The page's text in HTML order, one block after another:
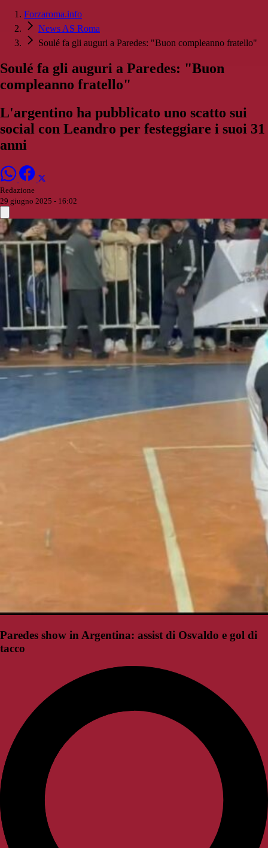
Forzaroma.info
News AS Roma
Soulé fa gli auguri a Paredes: "Buon compleanno fratello"
Soulé fa gli auguri a Paredes: "Buon
compleanno fratello"
L'argentino ha pubblicato uno scatto sui
social con Leandro per festeggiare i suoi 31
anni
Redazione
29 giugno 2025 - 16:02
Paredes show in Argentina: assist di Osvaldo e gol di
tacco